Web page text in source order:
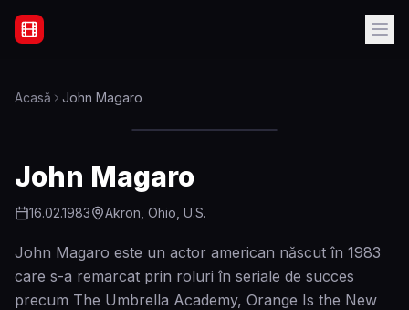
Filme Online Subtitrate - Acasă
Acasă John Magaro
John Magaro
16.02.1983 Akron, Ohio, U.S.
John Magaro este un actor american născut în 1983
care s-a remarcat prin roluri în seriale de succes
precum The Umbrella Academy, Orange Is the New